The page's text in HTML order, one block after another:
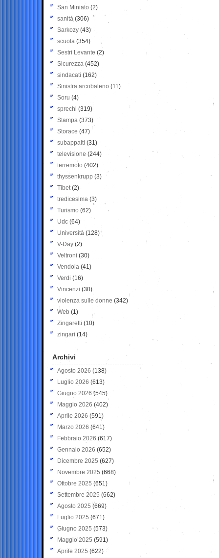
San Miniato (2)
sanità (306)
Sarkozy (43)
scuola (354)
Sestri Levante (2)
Sicurezza (452)
sindacati (162)
Sinistra arcobaleno (11)
Soru (4)
sprechi (319)
Stampa (373)
Storace (47)
subappalti (31)
televisione(244)
terremoto (402)
thyssenkrupp (3)
Tibet(2)
tredicesima (3)
Turismo (62)
Udc (64)
Università (128)
V-Day (2)
Veltroni (30)
Vendola (41)
Verdi (16)
Vincenzi (30)
violenza sulle donne (342)
Web (1)
Zingaretti (10)
zingari (14)
Archivi
Agosto 2026 (138)
Luglio 2026 (613)
Giugno 2026 (545)
Maggio 2026 (402)
Aprile 2026 (591)
Marzo 2026 (641)
Febbraio 2026 (617)
Gennaio 2026 (652)
Dicembre 2025 (627)
Novembre 2025 (668)
Ottobre 2025 (651)
Settembre 2025 (662)
Agosto 2025 (669)
Luglio 2025 (671)
Giugno 2025 (573)
Maggio 2025 (591)
Aprile 2025 (622)